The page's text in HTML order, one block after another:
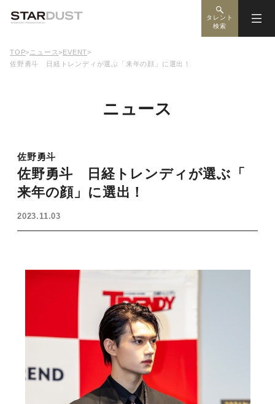
タレント
検索
TOP> ニュース>EVENT>
佐野勇斗 日経トレンディが選ぶ「来年の顔」に選出！
ニュース
佐野勇斗
佐野勇斗 日経トレンディが選ぶ「
来年の顔」に選出！
2023.11.03